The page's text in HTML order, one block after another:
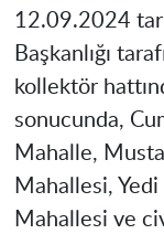
12.09.2024
Başkanlığı
kollektör
sonucunda,
Mahalle,
Mahallesi,
Mahallesi ve